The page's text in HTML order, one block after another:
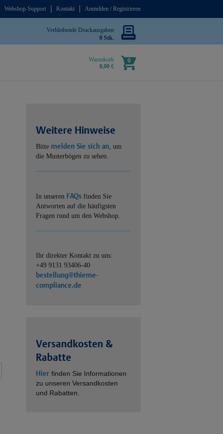
Webshop-Support Kontakt Anmelden / Registrieren
Verbleibende Druckausgaben
0 Stk.
Warenkorb
0,00 €
0
Weitere Hinweise
Bitte melden Sie sich an, um
die Musterbögen zu sehen.
In unseren FAQs finden Sie
Antworten auf die häufigsten
Fragen rund um den Webshop.
Ihr direkter Kontakt zu uns:
+49 9131 93406-40
bestellung@thieme-
compliance.de
Versandkosten &
Rabatte
Hier finden Sie Informationen
zu unseren Versandkosten
und Rabatten.